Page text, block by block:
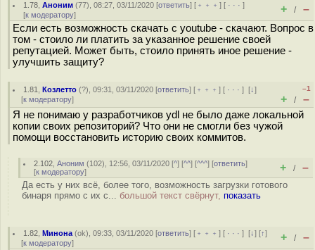
1.78 ,Аноним (77), 08:27, 03/11/2020 [ответить] [ ﹢﹢﹢] [ · · ·]
[к модератору] + / –
Если есть возможность скачать с youtube - скачают. Вопрос в
том - стоило ли платить за указанное решение своей
репутацией. Может быть, стоило принять иное решение -
улучшить защиту?
1.81 ,Козлетто (?), 09:31, 03/11/2020 [ответить] [ ﹢﹢﹢] [ · · ·][↓]
[к модератору]
–1
+ / –
Я не понимаю у разработчиков ydl не было даже локальной
копии своих репозиторий? Что они не смогли без чужой
помощи восстановить историю своих коммитов.
2.102 ,Аноним (102), 12:56, 03/11/2020 [^] [^^] [^^^] [ответить]
[к модератору] + / –
Да есть у них всё, более того, возможность загрузки готового
бинаря прямо с их с... большой текст свёрнут, показать
1.82 ,Минона (ok), 09:33, 03/11/2020 [ответить] [ ﹢﹢﹢] [ · · ·][↓] [↑]
[к модератору] + / –